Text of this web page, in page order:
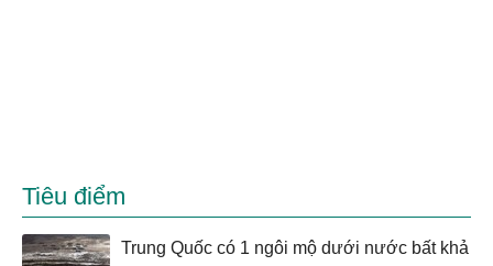
Tiêu điểm
Trung Quốc có 1 ngôi mộ dưới nước bất khả